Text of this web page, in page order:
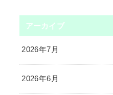
アーカイブ
2026年7月
2026年6月